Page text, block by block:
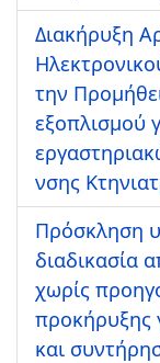
Διακήρυξη
την
εξοπλισμού
νσης
Πρόσκληση
διαδικασία
χωρίς
προκήρυξης
και